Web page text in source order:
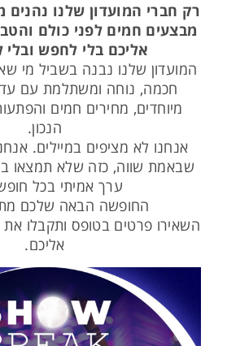
רק חברי המועדון שלנו נהנים
מבצעים חמים לפני כולם
אליכם בלי לחפש
המועדון שלנו נבנה בשביל מי
חכמה, נוחה ומשתלמת עם
מיוחדים, מחירים חמים
הנכון.
אנחנו לא מציפים במיילים.
שבאמת שווה, כזה שלא תמצאו
ערך אמיתי בכל
החופשה הבאה שלכם
השאירו פרטים בטופס ותקבלו
אליכם.